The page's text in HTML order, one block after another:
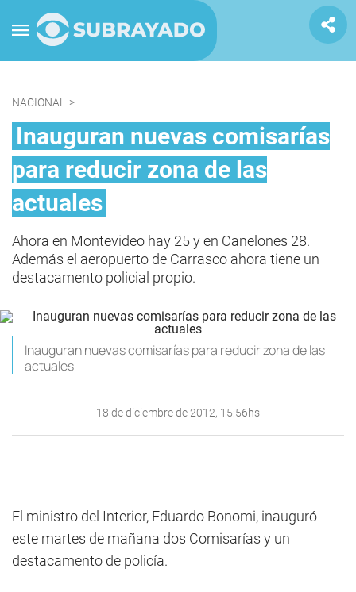
NACIONAL >
Inauguran nuevas comisarías
para reducir zona de las
actuales
Ahora en Montevideo hay 25 y en Canelones 28.
Además el aeropuerto de Carrasco ahora tiene un
destacamento policial propio.
Inauguran nuevas comisarías para reducir zona de las
actuales
18 de diciembre de 2012, 15:56hs
El ministro del Interior, Eduardo Bonomi, inauguró
este martes de mañana dos Comisarías y un
destacamento de policía.